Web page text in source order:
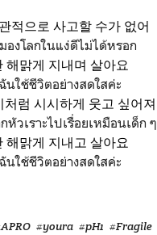
적으로 사고할 수가 없어
องโลกในแง่ดีไม่ได้หรอก
해맑게 지내며 살아요
นใช้ชีวิตอย่างสดใสค่ะ
처럼 시시하게 웃고 싶어져
หัวเราะไปเรื่อยเหมือนเด็ก ๆ
해맑게 지내고 살아요
นใช้ชีวิตอย่างสดใสค่ะ
#youra #pH1 #Fragile